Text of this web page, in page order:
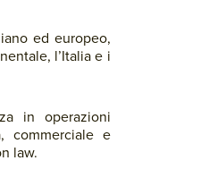
ed europeo,
l’Italia e i
in operazioni
commerciale e
law.